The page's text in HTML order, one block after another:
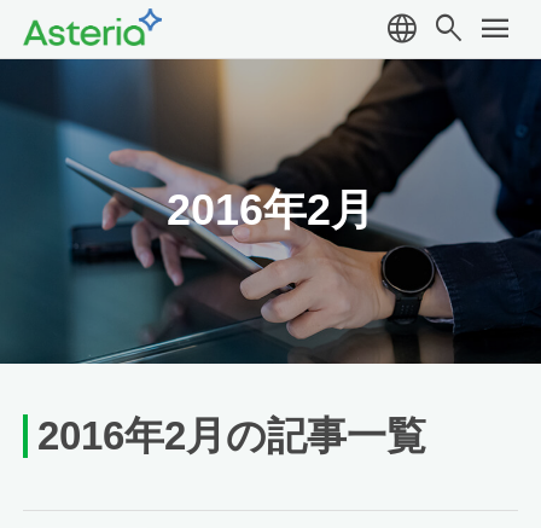
language search menu
2016年2月
2016年2月の記事一覧